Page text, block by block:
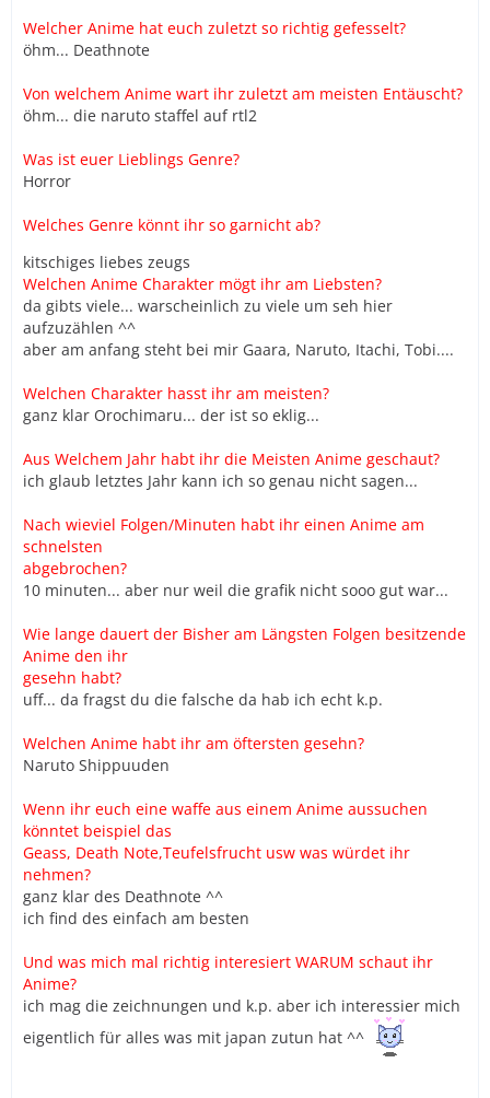
Welcher Anime hat euch zuletzt so richtig gefesselt?
öhm... Deathnote
Von welchem Anime wart ihr zuletzt am meisten Entäuscht?
öhm... die naruto staffel auf rtl2
Was ist euer Lieblings Genre?
Horror
Welches Genre könnt ihr so garnicht ab?
kitschiges liebes zeugs
Welchen Anime Charakter mögt ihr am Liebsten?
da gibts viele... warscheinlich zu viele um seh hier
aufzuzählen ^^
aber am anfang steht bei mir Gaara, Naruto, Itachi, Tobi....
Welchen Charakter hasst ihr am meisten?
ganz klar Orochimaru... der ist so eklig...
Aus Welchem Jahr habt ihr die Meisten Anime geschaut?
ich glaub letztes Jahr kann ich so genau nicht sagen...
Nach wieviel Folgen/Minuten habt ihr einen Anime am
schnelsten
abgebrochen?
10 minuten... aber nur weil die grafik nicht sooo gut war...
Wie lange dauert der Bisher am Längsten Folgen besitzende
Anime den ihr
gesehn habt?
uff... da fragst du die falsche da hab ich echt k.p.
Welchen Anime habt ihr am öftersten gesehn?
Naruto Shippuuden
Wenn ihr euch eine waffe aus einem Anime aussuchen
könntet beispiel das
Geass, Death Note,Teufelsfrucht usw was würdet ihr
nehmen?
ganz klar des Deathnote ^^
ich find des einfach am besten
Und was mich mal richtig interesiert WARUM schaut ihr
Anime?
ich mag die zeichnungen und k.p. aber ich interessier mich
eigentlich für alles was mit japan zutun hat ^^